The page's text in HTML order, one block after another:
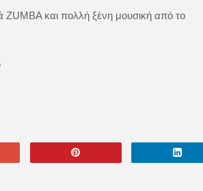
και πολλή ξένη μουσική από το